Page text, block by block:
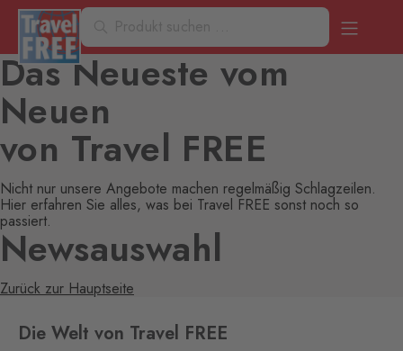
Das Neueste vom
Neuen
von Travel FREE
Nicht nur unsere Angebote machen regelmäßig Schlagzeilen.
Hier erfahren Sie alles, was bei Travel FREE sonst noch so
passiert.
Newsauswahl
Zurück zur Hauptseite
Die Welt von Travel FREE